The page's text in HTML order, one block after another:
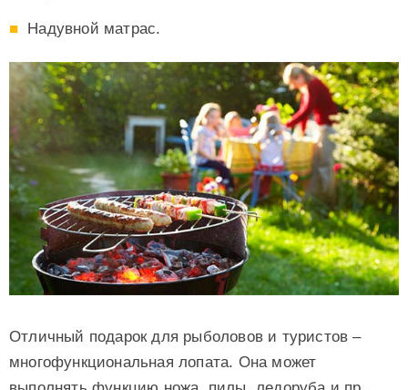
Надувной матрас.
Отличный подарок для рыболовов и туристов –
многофункциональная лопата. Она может